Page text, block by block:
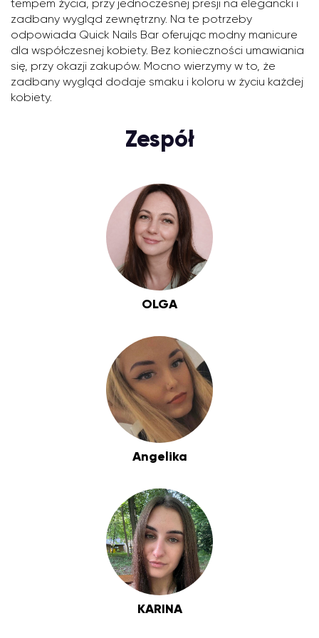
tempem życia, przy jednoczesnej presji na elegancki i
zadbany wygląd zewnętrzny. Na te potrzeby
odpowiada Quick Nails Bar oferując modny manicure
dla współczesnej kobiety. Bez konieczności umawiania
się, przy okazji zakupów. Mocno wierzymy w to, że
zadbany wygląd dodaje smaku i koloru w życiu każdej
kobiety.
Zespół
OLGA
Angelika
KARINA